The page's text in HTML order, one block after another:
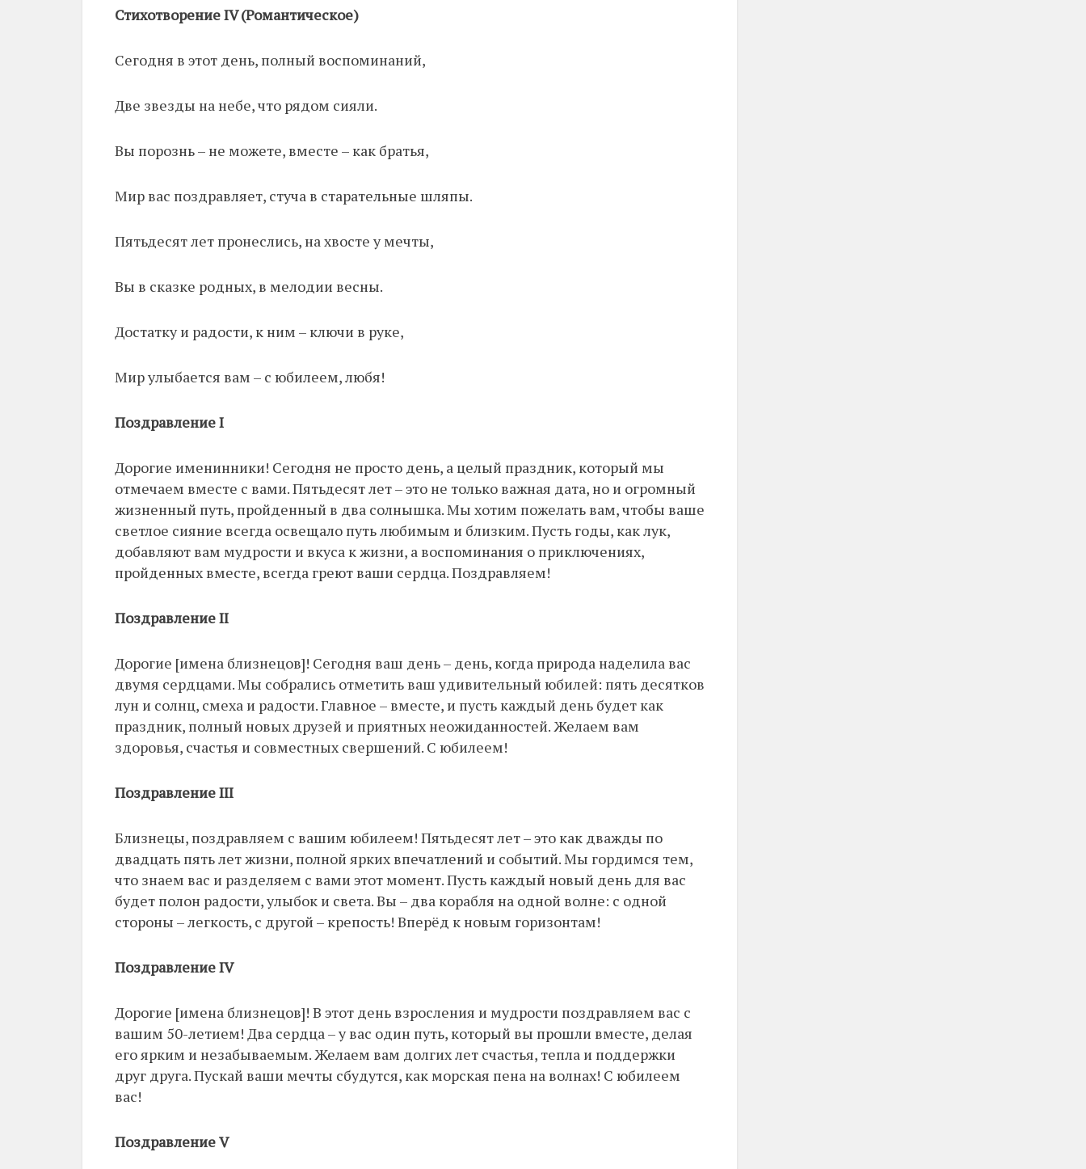
Стихотворение IV (Романтическое)
Сегодня в этот день, полный воспоминаний,
Две звезды на небе, что рядом сияли.
Вы порознь – не можете, вместе – как братья,
Мир вас поздравляет, стуча в старательные шляпы.
Пятьдесят лет пронеслись, на хвосте у мечты,
Вы в сказке родных, в мелодии весны.
Достатку и радости, к ним – ключи в руке,
Мир улыбается вам – с юбилеем, любя!
Поздравление I
Дорогие именинники! Сегодня не просто день, а целый праздник, который мы
отмечаем вместе с вами. Пятьдесят лет – это не только важная дата, но и огромный
жизненный путь, пройденный в два солнышка. Мы хотим пожелать вам, чтобы ваше
светлое сияние всегда освещало путь любимым и близким. Пусть годы, как лук,
добавляют вам мудрости и вкуса к жизни, а воспоминания о приключениях,
пройденных вместе, всегда греют ваши сердца. Поздравляем!
Поздравление II
Дорогие [имена близнецов]! Сегодня ваш день – день, когда природа наделила вас
двумя сердцами. Мы собрались отметить ваш удивительный юбилей: пять десятков
лун и солнц, смеха и радости. Главное – вместе, и пусть каждый день будет как
праздник, полный новых друзей и приятных неожиданностей. Желаем вам
здоровья, счастья и совместных свершений. С юбилеем!
Поздравление III
Близнецы, поздравляем с вашим юбилеем! Пятьдесят лет – это как дважды по
двадцать пять лет жизни, полной ярких впечатлений и событий. Мы гордимся тем,
что знаем вас и разделяем с вами этот момент. Пусть каждый новый день для вас
будет полон радости, улыбок и света. Вы – два корабля на одной волне: с одной
стороны – легкость, с другой – крепость! Вперёд к новым горизонтам!
Поздравление IV
Дорогие [имена близнецов]! В этот день взросления и мудрости поздравляем вас с
вашим 50-летием! Два сердца – у вас один путь, который вы прошли вместе, делая
его ярким и незабываемым. Желаем вам долгих лет счастья, тепла и поддержки
друг друга. Пускай ваши мечты сбудутся, как морская пена на волнах! С юбилеем
вас!
Поздравление V